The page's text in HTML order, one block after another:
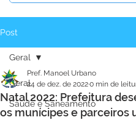
Post
Geral
Saúde e Saneamento
Geral
Natal 2022: Prefeitura
os munícipes e parceiros
Pref. Manoel Urbano
24 de dez. de 20220 min de